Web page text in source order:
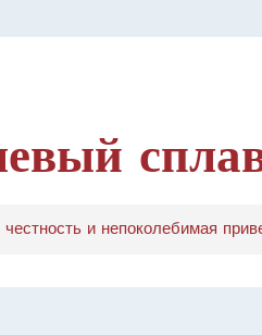
и непоколебимая